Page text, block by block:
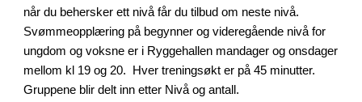
når du behersker ett nivå får du tilbud om neste nivå.
Svømmeopplæring på begynner og videregående nivåfor
ungdom og voksne er i Ryggehallen mandager og onsdager
mellom kl 19 og 20. Hver treningsøkt er på 45 minutter.
Gruppene blir delt inn etter Nivå og antall.